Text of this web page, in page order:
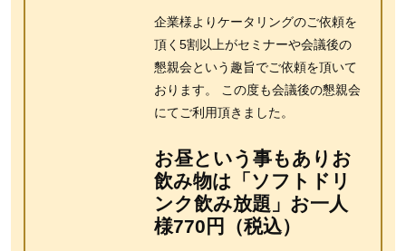
企業様よりケータリングのご依頼を
頂く5割以上がセミナーや会議後の
懇親会という趣旨でご依頼を頂いて
おります。 この度も会議後の懇親会
にてご利用頂きました。
お昼という事もありお
飲み物は「ソフトドリ
ンク飲み放題」お一人
様770円（税込）